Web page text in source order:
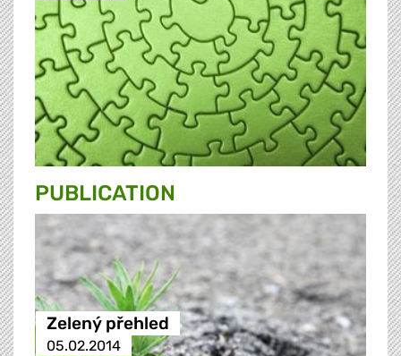
PUBLICATION
Zelený přehled
05.02.2014